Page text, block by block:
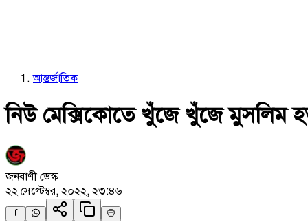
আন্তর্জাতিক
নিউ মেক্সিকোতে খুঁজে খুঁজে মুসলিম
জনবাণী ডেস্ক
২২ সেপ্টেম্বর, ২০২২, ২৩:৪৬